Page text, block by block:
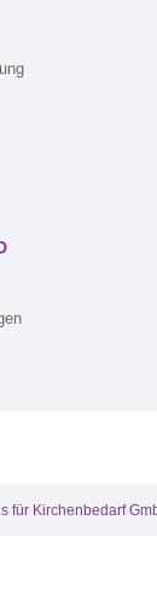
für Kirchenbedarf